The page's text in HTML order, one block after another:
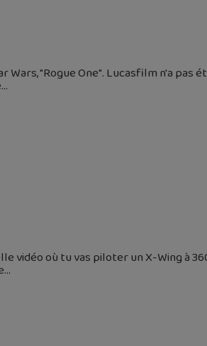
"Rogue One". Lucasfilm n'a pas
vidéo où tu vas piloter un X-Wing à